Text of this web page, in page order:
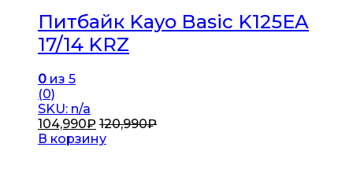
Питбайк Kayo Basic K125EA
17/14 KRZ
0 из 5
(0)
SKU: n/a
104,990₽ 120,990₽
В корзину